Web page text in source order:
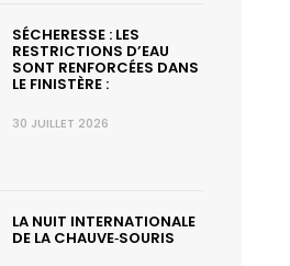
SÉCHERESSE : LES
RESTRICTIONS D’EAU
SONT RENFORCÉES DANS
LE FINISTÈRE :
30 JUILLET 2026
LA NUIT INTERNATIONALE
DE LA CHAUVE‑SOURIS